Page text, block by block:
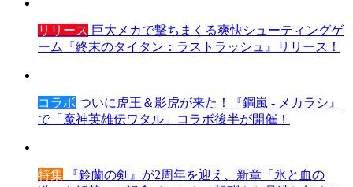
リリース 巨大メカで撃ちまくる爽快シューティングゲ
ーム『終末のタイタン：ラストラッシュ』リリース！
コラボ ついに虎王＆影虎が来た！『鋼嵐 - メカラシ』
で「魔神英雄伝ワタル」コラボ後半が開催！
特集 『鈴蘭の剣』が2周年を迎え、新章「氷と血の